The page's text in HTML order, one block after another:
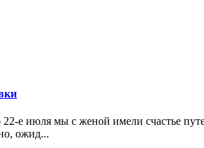
е июля мы с женой имели счастье
ожид...